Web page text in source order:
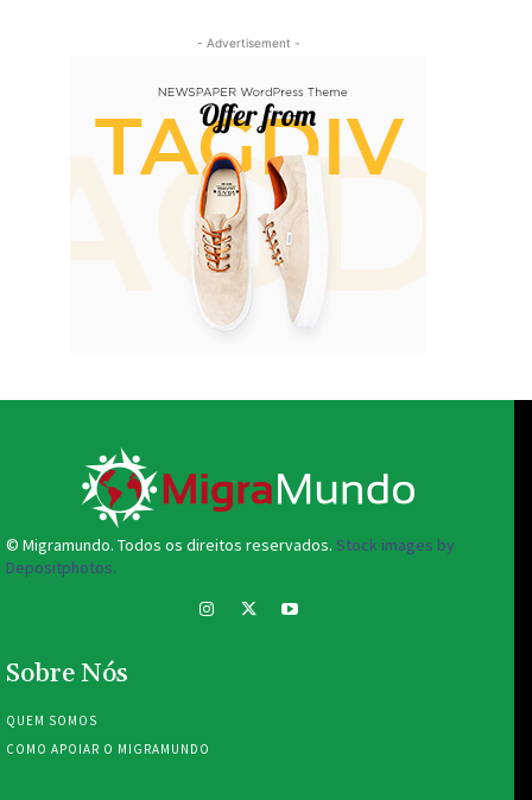
- Advertisement -
© Migramundo. Todos os direitos reservados. Stock images by
Depositphotos.
Sobre Nós
QUEM SOMOS
COMO APOIAR O MIGRAMUNDO